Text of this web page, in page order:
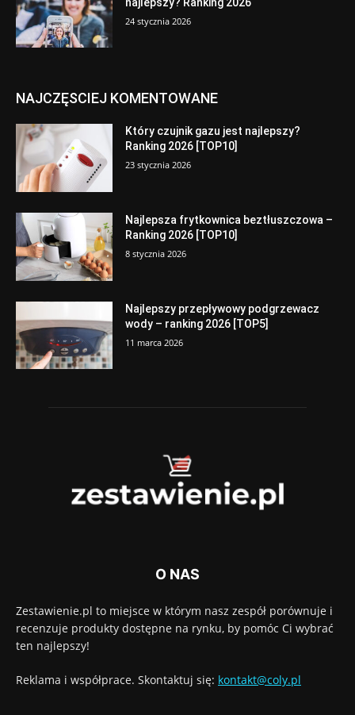
24 stycznia 2026
NAJCZĘSCIEJ KOMENTOWANE
Który czujnik gazu jest najlepszy?
Ranking 2026 [TOP10]
23 stycznia 2026
Najlepsza frytkownica beztłuszczowa –
Ranking 2026 [TOP10]
8 stycznia 2026
Najlepszy przepływowy podgrzewacz
wody – ranking 2026 [TOP5]
11 marca 2026
O NAS
Zestawienie.pl to miejsce w którym nasz zespół porównuje i
recenzuje produkty dostępne na rynku, by pomóc Ci wybrać
ten najlepszy!
Reklama i współprace. Skontaktuj się: kontakt@coly.pl